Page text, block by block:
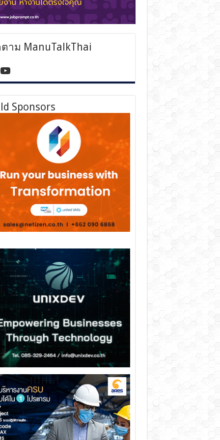
าม ManuTalkThai
www.facebook.com/manutalkthai/
Sponsors